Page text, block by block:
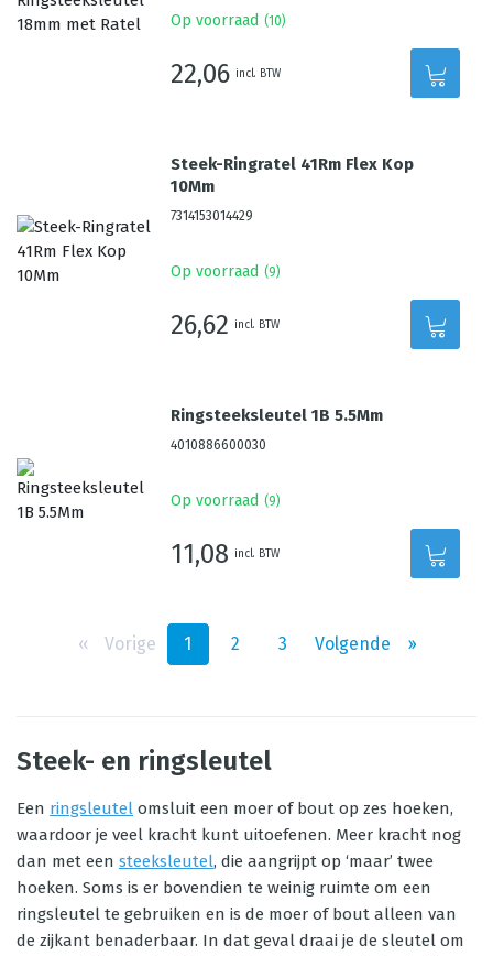
Op voorraad (10)
22,06 incl. BTW
Steek-Ringratel 41Rm Flex Kop
10Mm
7314153014429
Op voorraad (9)
26,62 incl. BTW
Ringsteeksleutel 1B 5.5Mm
4010886600030
Op voorraad (9)
11,08 incl. BTW
‹‹ Vorige 1 2 3 Volgende ››
Steek- en ringsleutel
Een ringsleutel omsluit een moer of bout op zes hoeken,
waardoor je veel kracht kunt uitoefenen. Meer kracht nog
dan met een steeksleutel, die aangrijpt op ‘maar’ twee
hoeken. Soms is er bovendien te weinig ruimte om een
ringsleutel te gebruiken en is de moer of bout alleen van
de zijkant benaderbaar. In dat geval draai je de sleutel om